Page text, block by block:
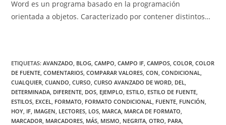
Word es un programa basado en la programación
orientada a objetos. Caracterizado por contener distintos…
ETIQUETAS:AVANZADO BLOG CAMPO CAMPO IF CAMPOS COLOR COLOR
DE FUENTE COMENTARIOS COMPARAR VALORES CON CONDICIONAL
CUALQUIER CUANDO CURSO CURSO AVANZADO DE WORD DEL
DETERMINADA DIFERENTE DOS EJEMPLO ESTILO ESTILO DE FUENTE
ESTILOS EXCEL FORMATO FORMATO CONDICIONAL FUENTE FUNCIÓN
HOY IF IMAGEN LECTORES LOS MARCA MARCA DE FORMATO
MARCADOR MARCADORES MÁS MISMO NEGRITA OTRO PARA